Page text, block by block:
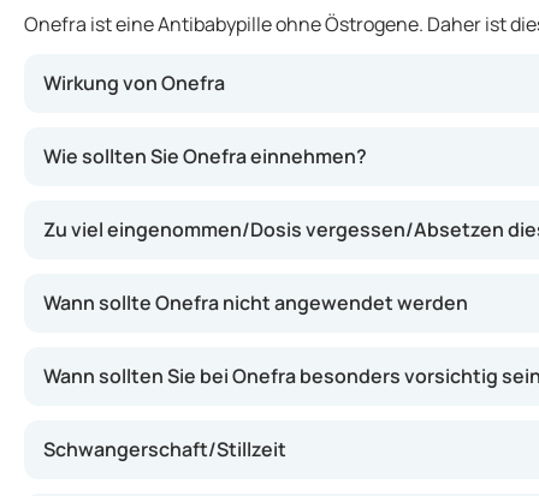
Onefra ist eine Antibabypille ohne Östrogene. Daher ist
Wirkung von Onefra
Wie sollten Sie Onefra einnehmen?
Zu viel eingenommen/Dosis vergessen/Absetzen
Wann sollte Onefra nicht angewendet werden
Wann sollten Sie bei Onefra besonders vorsichtig
Schwangerschaft/Stillzeit